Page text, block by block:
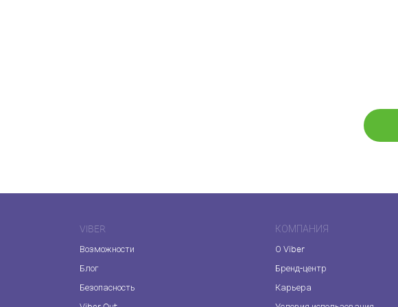
VIBER
Возможности
Блог
Безопасность
КОМПАНИЯ
О Viber
Бренд-центр
Карьера